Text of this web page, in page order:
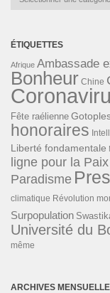
ÉTIQUETTES
Afrique Ambassade
Bonheur Chine
Fête raélienne
honoraires
Liberté fondamentale
ligne pour la Paix
Paradisme
climatique Révolution
Surpopulation
Université du
même
ARCHIVES